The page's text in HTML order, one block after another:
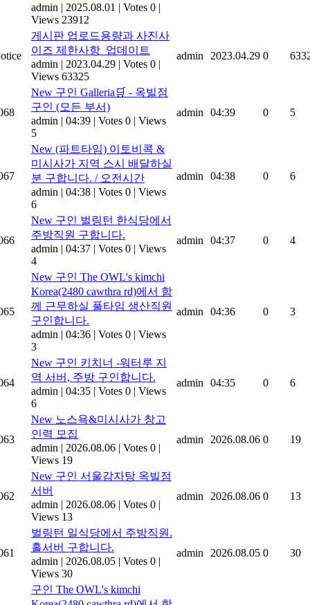
admin | 2025.08.01 | Votes 0 |
Views 23912
게시판 업로드용량과 사진사
이즈 제한사항_업데이트
admin | 2023.04.29 | Votes 0 |
Views 63325
admin 2023.04.29 0
New구인 Galleria🛒 - 옥빌점
구인 (모든 부서)
admin | 04:39 | Votes 0 | Views
5
admin 04:39 0 5
New(파트타임) 이토비콕 &
미시사가 지역 스시 배달하실
분 구합니다. / 오전시간
admin | 04:38 | Votes 0 | Views
6
admin 04:38 0 6
New구인 벌링턴 한식당에서
주방직원 구합니다.
admin | 04:37 | Votes 0 | Views
4
admin 04:37 0 4
New구인 The OWL's kimchi
Korea(2480 cawthra rd)에서 함
께 근무하실 풀타임 생산직원
구인합니다.
admin | 04:36 | Votes 0 | Views
3
admin 04:36 0 3
New구인 키치너 -워터루 지
역 서버, 주방 구인합니다.
admin | 04:35 | Votes 0 | Views
6
admin 04:35 0 6
New노스욕&미시사가 창고
인력 모집
admin | 2026.08.06 | Votes 0 |
Views 19
admin 2026.08.06 0 19
New구인 서울감자탕 옥빌점
서버
admin | 2026.08.06 | Votes 0 |
Views 13
admin 2026.08.06 0 13
벌링턴 일식당에서 주방직원.
홀서버 구합니다.
admin | 2026.08.05 | Votes 0 |
Views 30
admin 2026.08.05 0 30
구인 The OWL's kimchi